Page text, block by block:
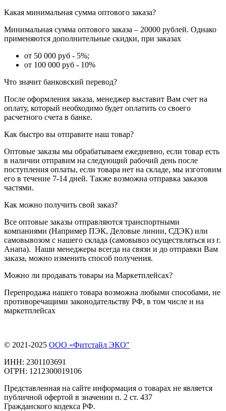
Какая минимальная сумма оптового заказа?
Минимальная сумма оптового заказа – 20000 рублей. Однако
применяются дополнительные скидки, при заказах
от 50 000 руб - 5%;
от 100 000 руб - 10%
Что значит банковский перевод?
После оформления заказа, менеджер выставит Вам счет на
оплату, который необходимо будет оплатить со своего
расчетного счета в банке.
Как быстро вы отправите наш товар?
Оптовые заказы мы обрабатываем ежедневно, если товар есть
в наличии отправим на следующий рабочий день после
поступления оплаты, если товара нет на складе, мы изготовим
его в течение 7-14 дней. Также возможна отправка заказов
частями.
Как можно получить свой заказ?
Все оптовые заказы отправляются транспортными
компаниями (Например ПЭК, Деловые линии, СДЭК) или
самовывозом с нашего склада (самовывоз осуществляться из г.
Анапа). Наши менеджеры всегда на связи и до отправки Вам
заказа, можно изменить способ получения.
Можно ли продавать товары на Маркетплейсах?
Перепродажа нашего товара возможна любыми способами, не
противоречащими законодательству РФ, в том числе и на
маркетплейсах
© 2021-2025 ООО «Фитстайл ЭКО"
ИНН: 2301103691
ОГРН: 1212300019106
Представленная на сайте информация о товарах не является
публичной офертой в значении п. 2 ст. 437
Гражданского кодекса РФ.